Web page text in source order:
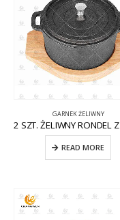
GARNEK ŻELIWNY
READ MORE